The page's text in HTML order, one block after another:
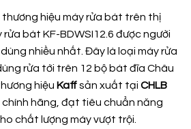
thương hiệu máy rửa bát trên thị
bát KF-BDWSI12.6 được người
nhiều nhất. Đây là loại máy rửa
rửa tới trên 12 bộ bát đĩa Châu
hiệu Kaffsản xuất tại CHLB
chính hãng, đạt tiêu chuẩn năng
chất lượng máy vượt trội.